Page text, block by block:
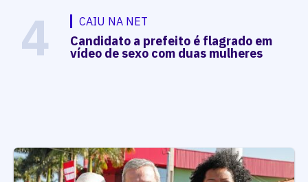
4 CAIU NA NET
Candidato a prefeito é flagrado em
vídeo de sexo com duas mulheres